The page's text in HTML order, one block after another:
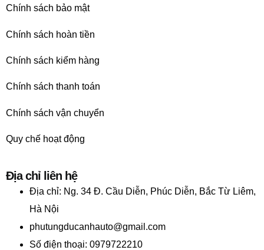
Chính sách bảo mật
Chính sách hoàn tiền
Chính sách kiểm hàng
Chính sách thanh toán
Chính sách vận chuyển
Quy chế hoạt động
Địa chỉ liên hệ
Địa chỉ: Ng. 34 Đ. Cầu Diễn, Phúc Diễn, Bắc Từ Liêm,
Hà Nội
phutungducanhauto@gmail.com
Số điện thoại: 0979722210